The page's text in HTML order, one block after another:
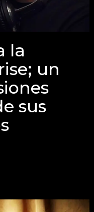
la
un
sus